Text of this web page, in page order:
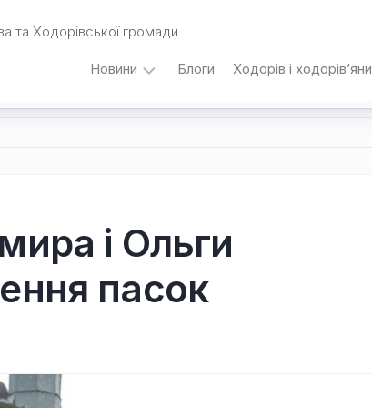
та Ходорівської громади
Новини Блоги Ходорів і ходорів’яни
під
і Ольги
пасок